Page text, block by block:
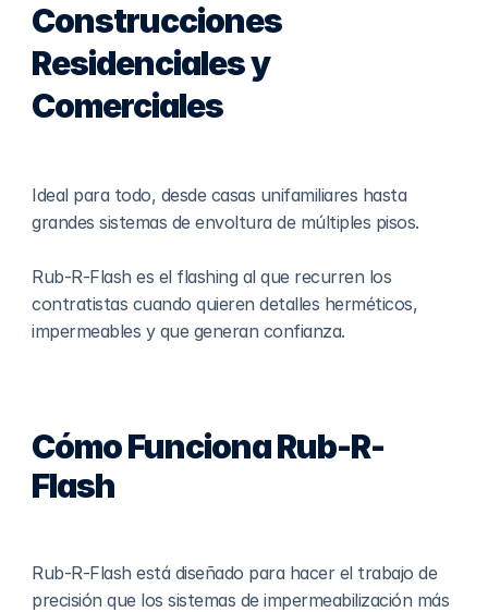
Construcciones
Residenciales y
Comerciales
Ideal para todo, desde casas unifamiliares hasta
grandes sistemas de envoltura de múltiples pisos.
Rub-R-Flash es el flashing al que recurren los
contratistas cuando quieren detalles herméticos,
impermeables y que generan confianza.
Cómo Funciona Rub-R-
Flash
Rub-R-Flash está diseñado para hacer el trabajo de
precisión que los sistemas de impermeabilización más